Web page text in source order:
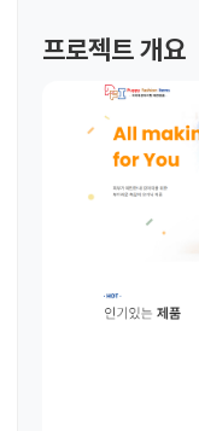
프로젝트 개요